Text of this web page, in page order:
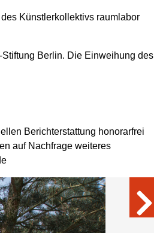
Künstlerkollektivs raumlabor
Berlin. Die Einweihung des
Berichterstattung honorarfrei
auf Nachfrage weiteres